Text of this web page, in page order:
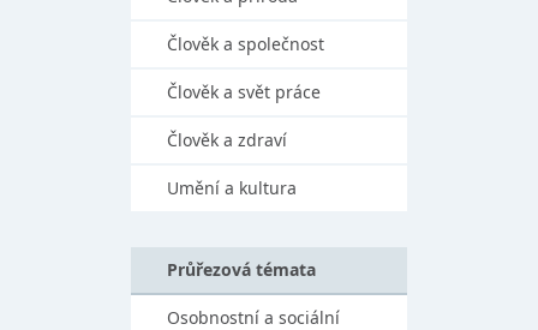
Člověk a společnost
Člověk a svět práce
Člověk a zdraví
Umění a kultura
Průřezová témata
Osobnostní a sociální